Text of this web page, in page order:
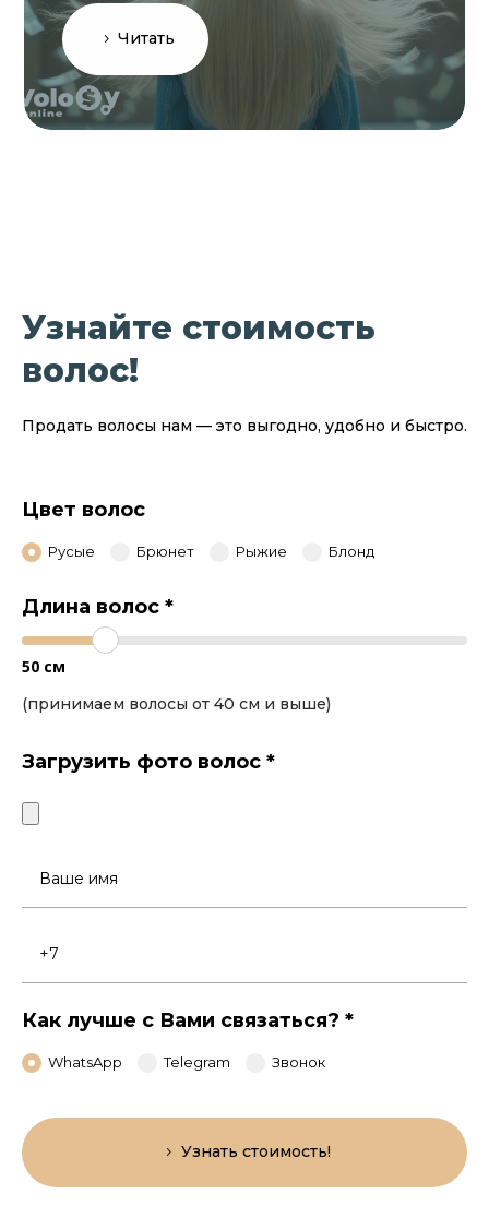
Читать
Узнайте стоимость
волос!
Продать волосы нам — это выгодно, удобно и быстро.
Цвет волос
Русые Брюнет Рыжие Блонд
Длина волос *
50 см
(принимаем волосы от 40 см и выше)
Загрузить фото волос *
Ваше
имя
Номер
телефона
Как лучше с Вами связаться? *
WhatsApp Telegram Звонок
Узнать стоимость!